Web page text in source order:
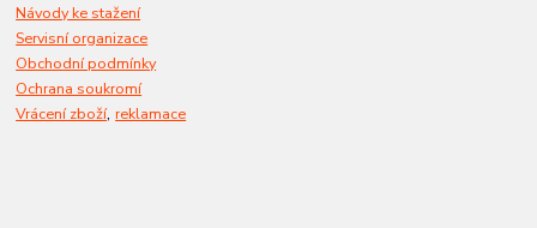
Návody ke stažení
Servisní organizace
Obchodní podmínky
Ochrana soukromí
Vrácení zboží,reklamace